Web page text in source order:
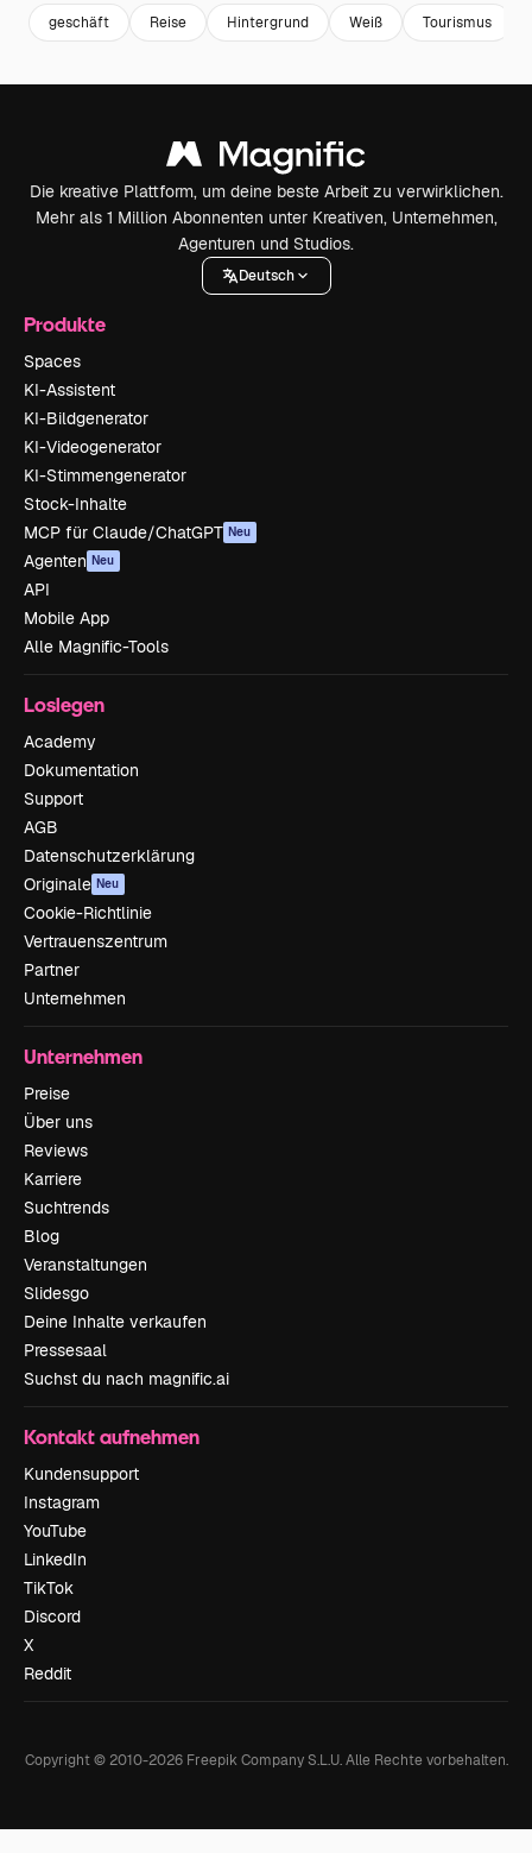
geschäft Reise Hintergrund Weiß Tourismus
Die kreative Plattform, um deine beste Arbeit zu verwirklichen.
Mehr als 1 Million Abonnenten unter Kreativen, Unternehmen,
Agenturen und Studios.
Deutsch
Produkte
Spaces
KI-Assistent
KI-Bildgenerator
KI-Videogenerator
KI-Stimmengenerator
Stock-Inhalte
MCP für Claude/ChatGPT Neu
Agenten Neu
API
Mobile App
Alle Magnific-Tools
Loslegen
Academy
Dokumentation
Support
AGB
Datenschutzerklärung
Originale Neu
Cookie-Richtlinie
Vertrauenszentrum
Partner
Unternehmen
Unternehmen
Preise
Über uns
Reviews
Karriere
Suchtrends
Blog
Veranstaltungen
Slidesgo
Deine Inhalte verkaufen
Pressesaal
Suchst du nach magnific.ai
Kontakt aufnehmen
Kundensupport
Instagram
YouTube
LinkedIn
TikTok
Discord
X
Reddit
Copyright © 2010-2026Freepik Company S.L.U. Alle Rechte vorbehalten.